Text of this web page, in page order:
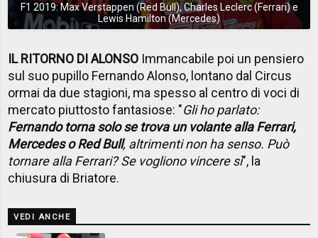
F1 2019: Max Verstappen (Red Bull), Charles Leclerc (Ferrari) e
Lewis Hamilton (Mercedes)
IL RITORNO DI ALONSO Immancabile poi un pensiero
sul suo pupillo Fernando Alonso, lontano dal Circus
ormai da due stagioni, ma spesso al centro di voci di
mercato piuttosto fantasiose: "Gli ho parlato:
Fernando torna solo se trova un volante alla Ferrari,
Mercedes o Red Bull, altrimenti non ha senso. Può
tornare alla Ferrari? Se vogliono vincere sì", la
chiusura di Briatore.
VEDI ANCHE